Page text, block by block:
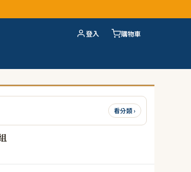
登入 購物車
看分類 ›